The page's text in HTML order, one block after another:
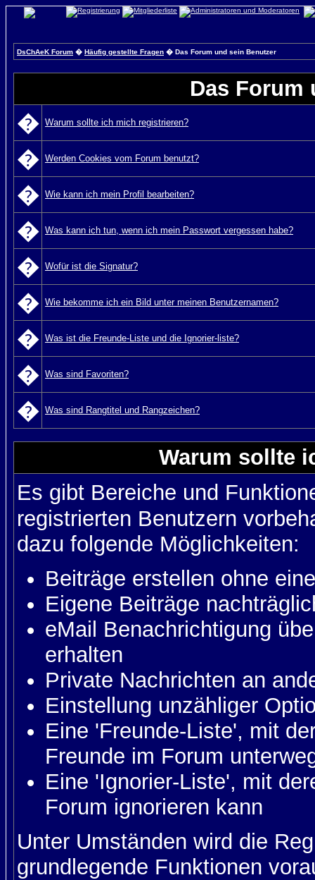
DsChAeK Forum � Häufig gestellte Fragen � Das Forum und sein Benutzer
Das Forum
� Warum sollte ich mich registrieren?
� Werden Cookies vom Forum benutzt?
� Wie kann ich mein Profil bearbeiten?
� Was kann ich tun, wenn ich mein Passwort vergessen habe?
� Wofür ist die Signatur?
� Wie bekomme ich ein Bild unter meinen Benutzernamen?
� Was ist die Freunde-Liste und die Ignorier-liste?
� Was sind Favoriten?
� Was sind Rangtitel und Rangzeichen?
Warum sollte
Es gibt Bereiche und
registrierten Benutzern
dazu folgende Möglichkeiten:
Beiträge erstellen ohne
Eigene Beiträge
eMail Benachrichtigung
erhalten
Private Nachrichten an
Einstellung unzähliger
Eine 'Freunde-Liste', mit
Freunde im Forum
Eine 'Ignorier-Liste', mit
Forum ignorieren kann
Unter Umständen wird die
grundlegende Funktionen